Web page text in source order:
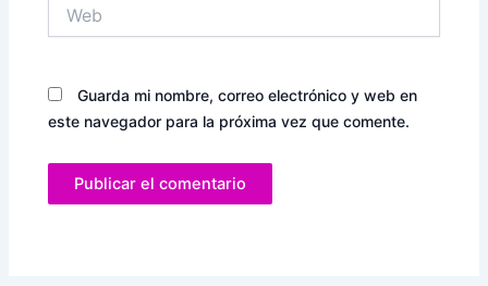
Guarda mi nombre, correo electrónico y web en
este navegador para la próxima vez que comente.